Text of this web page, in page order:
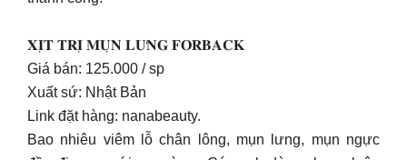
𝐗𝐈̣𝐓 𝐓𝐑𝐈̣ 𝐌𝐔̣𝐍 𝐋𝐔̛𝐍𝐆 𝐅𝐎𝐑𝐁𝐀𝐂𝐊
Giá bán: 125.000 / sp
Xuất sứ: Nhật Bản
Link đặt hàng: nanabeauty.
Bao nhiêu viêm lỗ chân lông, mụn lưng, mụn ngực